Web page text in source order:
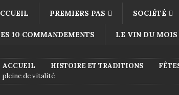
Le rire s’invite à table : «
PREMIERS PAS SOCIÉTÉ
10 COMMANDEMENTS LE VIN DU MOIS
ACCUEIL HISTOIRE ET TRADITIONS
pleine de vitalité